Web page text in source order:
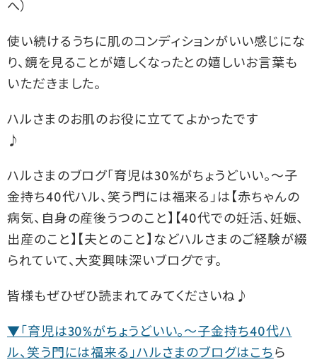
へ）
使い続けるうちに肌のコンディションがいい感じにな
り、鏡を見ることが嬉しくなったとの嬉しいお言葉も
いただきました。
ハルさまのお肌のお役に立ててよかったです
♪
ハルさまのブログ「育児は30%がちょうどいい。〜子
金持ち40代ハル、笑う門には福来る」は【赤ちゃんの
病気、自身の産後うつのこと】【40代での妊活、妊娠、
出産のこと】【夫とのこと】などハルさまのご経験が綴
られていて、大変興味深いブログです。
皆様もぜひぜひ読まれてみてくださいね♪
▼「育児は30%がちょうどいい。〜子金持ち40代ハ
ル、笑う門には福来る」ハルさまのブログはこち ら